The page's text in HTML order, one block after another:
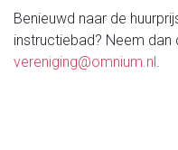
Benieuwd naar de
instructiebad? Neem
vereniging@omnium.nl